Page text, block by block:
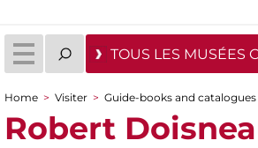
TOUS LES MUSÉES
You are here
Home > Visiter > Guide-books and catalogues
Robert